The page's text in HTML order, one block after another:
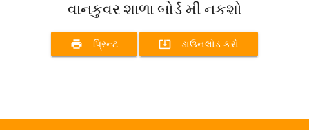
વાનકુવર શાળા બોર્ડ મી નકશો
print પ્રિન્ટ system_update_alt ડાઉનલોડ કરો